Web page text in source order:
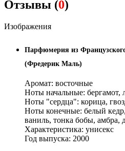
Отзывы (0)
Изображения
Парфюмерия из
(Фредерик Маль)
Аромат: восточные
Ноты начальные: бергамот,
Ноты "сердца": корица,
Ноты конечные: белый
ваниль, тонка бобы, амбра,
Характеристика: унисекс
Год выпуска: 2000